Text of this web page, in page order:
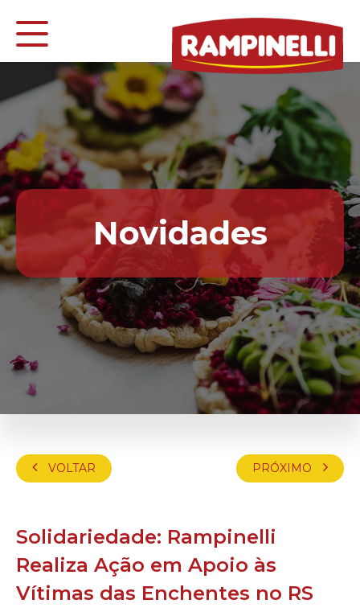
Novidades
VOLTAR PRÓXIMO
Solidariedade: Rampinelli
Realiza Ação em Apoio às
Vítimas das Enchentes no RS